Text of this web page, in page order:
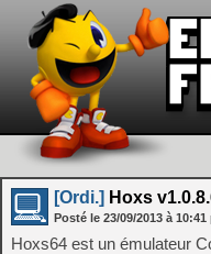
[Ordi.] Hoxs
Posté le 23/09/2013 à 10:41
Hoxs64 est un émulateur